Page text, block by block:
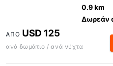
0.9 km
Δωρεάν
ΑΠΌ USD 125
ανά δωμάτιο / ανά νύχτα